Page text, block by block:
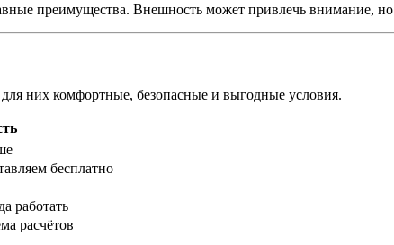
преимущества. Внешность может привлечь внимание, но
них комфортные, безопасные и выгодные условия.
бесплатно
работать
расчётов